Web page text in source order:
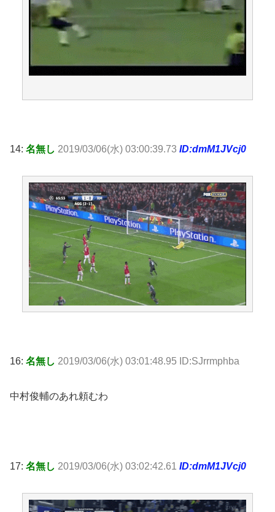
14: 名無し 2019/03/06(水) 03:00:39.73 ID:dmM1JVcj0
16: 名無し 2019/03/06(水) 03:01:48.95 ID:SJrrmphba
中村俊輔のあれ頼むわ
17: 名無し 2019/03/06(水) 03:02:42.61 ID:dmM1JVcj0